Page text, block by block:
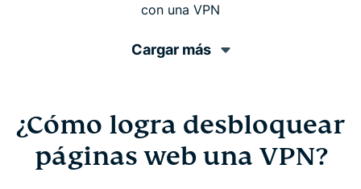
con una VPN
Cargar más
¿Cómo logra desbloquear
páginas web una VPN?